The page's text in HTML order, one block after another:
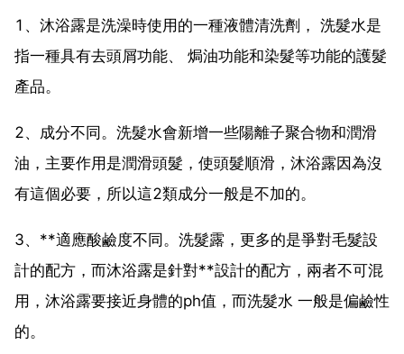
1、沐浴露是洗澡時使用的一種液體清洗劑， 洗髮水是
指一種具有去頭屑功能、 焗油功能和染髮等功能的護髮
產品。
2、成分不同。洗髮水會新增一些陽離子聚合物和潤滑
油，主要作用是潤滑頭髮，使頭髮順滑，沐浴露因為沒
有這個必要，所以這2類成分一般是不加的。
3、**適應酸鹼度不同。洗髮露，更多的是爭對毛髮設
計的配方，而沐浴露是針對**設計的配方，兩者不可混
用，沐浴露要接近身體的ph值，而洗髮水 一般是偏鹼性
的。